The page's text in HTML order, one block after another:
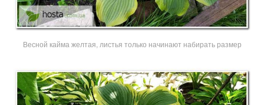
Весной кайма желтая, листья только начинают набирать размер